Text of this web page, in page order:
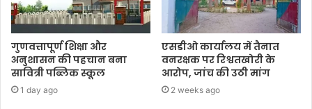
गुणवत्तापूर्ण शिक्षा और
अनुशासन की पहचान बना
सावित्री पब्लिक स्कूल
1 day ago
एसडीओ कार्यालय में तैनात
वनरक्षक पर रिश्वतखोरी के
आरोप, जांच की उठी मांग
2 weeks ago